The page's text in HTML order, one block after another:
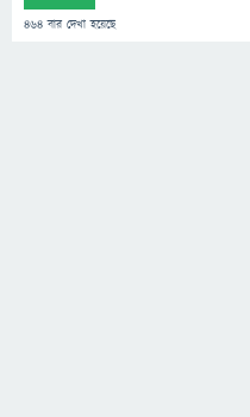
464 বার দেখা হয়েছে